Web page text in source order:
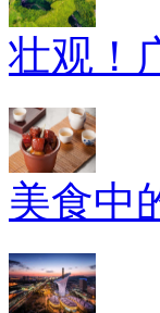
壮观！
美食中